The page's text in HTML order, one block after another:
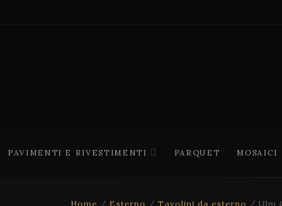
PAVIMENTI E RIVESTIMENTI PARQUET MOSAICI
Home / Esterno / Tavolini da esterno / Ulm